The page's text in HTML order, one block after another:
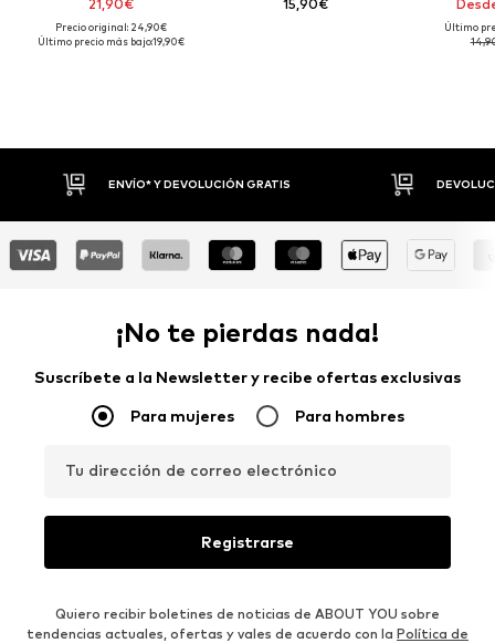
21,90€
Precio original: 24,90€
Último precio más bajo:19,90€
15,90€
Último
GRATIS DEVOLUCIONES HASTA 30 DÍAS
¡No te pierdas nada!
Suscríbete a la Newsletter y recibe ofertas exclusivas
Para mujeres Para hombres
Tu dirección de correo electrónico
Registrarse
Quiero recibir boletines de noticias de ABOUT YOU sobre
tendencias actuales, ofertas y vales de acuerdo con la Política de